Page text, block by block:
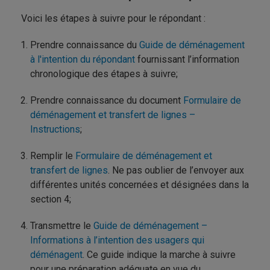
Voici les étapes à suivre pour le répondant :
Prendre connaissance du Guide de déménagement
à l'intention du répondant fournissant l’information
chronologique des étapes à suivre;
Prendre connaissance du document Formulaire de
déménagement et transfert de lignes –
Instructions;
Remplir le Formulaire de déménagement et
transfert de lignes. Ne pas oublier de l’envoyer aux
différentes unités concernées et désignées dans la
section 4;
Transmettre le Guide de déménagement –
Informations à l’intention des usagers qui
déménagent. Ce guide indique la marche à suivre